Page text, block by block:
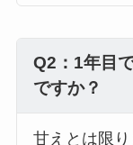
Q2：1年目
ですか？
甘えとは限り